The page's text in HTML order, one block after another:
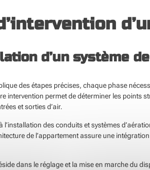
d’un système
des étapes précises, chaque phase
intervention permet de déterminer les
et sorties d’air.
l’installation des conduits et systèmes
de l’appartement assure une
dans le réglage et la mise en marche du